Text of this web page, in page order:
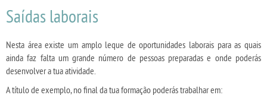
Saídas laborais
Nesta área existe um amplo leque de oportunidades laborais para as quais
ainda faz falta um grande número de pessoas preparadas e onde poderás
desenvolver a tua atividade.
A título de exemplo, no final da tua formação poderás trabalhar em: